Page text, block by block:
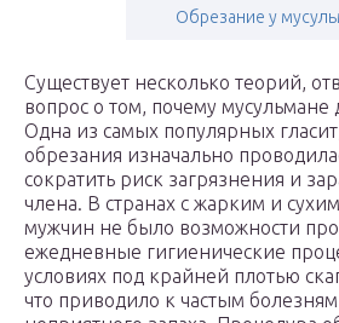
Обрезание у
Существует несколько теорий,
вопрос о том, почему мусульмане
Одна из самых популярных
обрезания изначально
сократить риск загрязнения и
члена. В странах с жарким и
мужчин не было возможности
ежедневные гигиенические
условиях под крайней плотью
что приводило к частым